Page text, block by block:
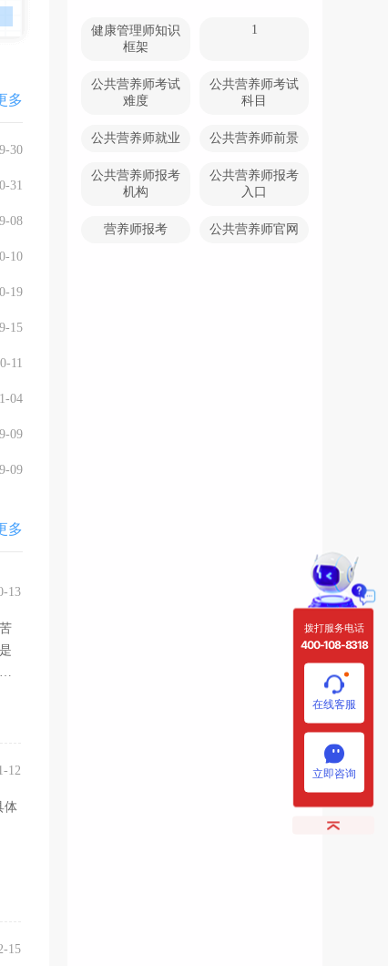
多
30
31
08
10
19
15
11
04
09
09
多
13
12
体
15
健康管理师知识
框架
1
公共营养师考试
难度
公共营养师考试
科目
公共营养师就业 公共营养师前景
公共营养师报考
机构
公共营养师报考
入口
营养师报考 公共营养师官网
拨打服务电话
400-108-8318
在线客服
立即咨询